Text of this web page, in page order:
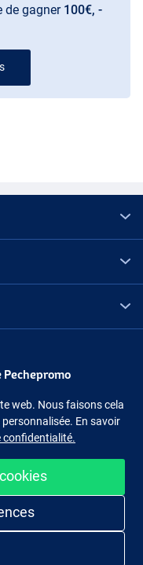
de gagner 100€, -
Instagram
Pechepromo
web. Nous faisons cela
En savoir
confidentialité.